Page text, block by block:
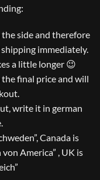
side and therefore
immediately.
a little longer 😉
final price and will
write it in german
Canada is
von America” , UK is